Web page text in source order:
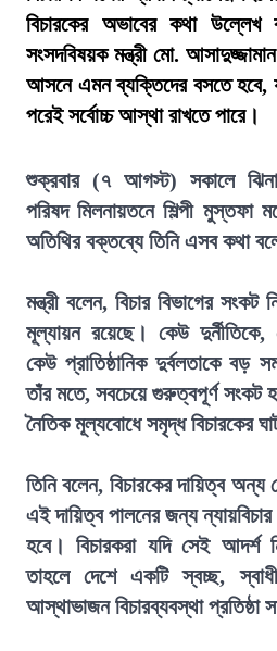
বিচারকের অভাবের কথা
সংসদবিষয়ক মন্ত্রী মো.
আসনে এমন ব্যক্তিদের বসতে হবে,
পরেই সর্বোচ্চ আস্থা রাখতে পারে।
শুক্রবার (৭ আগস্ট) সকালে
পরিষদ মিলনায়তনে শিল্পী মুস্তফা
অতিথির বক্তব্যে তিনি এসব কথা
মন্ত্রী বলেন, বিচার বিভাগের সংকট
মূল্যায়ন রয়েছে। কেউ
কেউ প্রাতিষ্ঠানিক দুর্বলতাকে বড়
তাঁর মতে, সবচেয়ে গুরুত্বপূর্ণ সংকট
নৈতিক মূল্যবোধে সমৃদ্ধ বিচারকের
তিনি বলেন, বিচারকের দায়িত্ব
এই দায়িত্ব পালনের জন্য ন্যায়বিচার
হবে। বিচারকরা যদি সেই আদর্শ
তাহলে দেশে একটি স্বচ্ছ,
আস্থাভাজন বিচারব্যবস্থা প্রতিষ্ঠা